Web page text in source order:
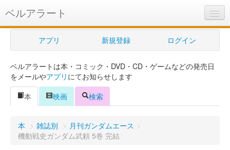
ベルアラート
ベルアラートとは
ヘルプ
新規登録
ログイン
購入管理
アプリ 新規登録 ログイン
ベルアラートは本・コミック・DVD・CD・ゲームなどの発売日
をメールやアプリ にてお知らせします
本
映画 検索
本 > 雑誌別 > 月刊ガンダムエース >
機動戦史ガンダム武頼 5巻 完結